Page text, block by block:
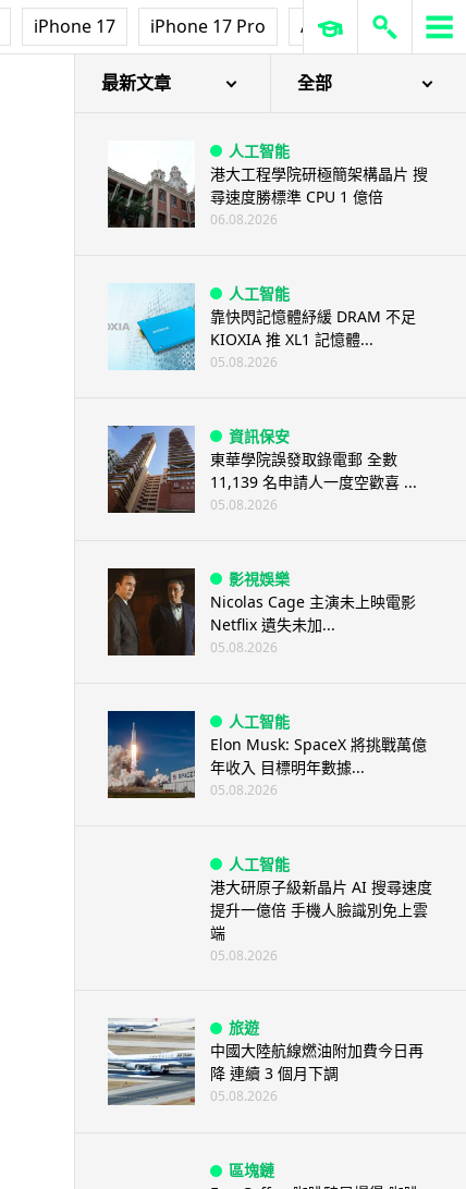
iPhone 17 iPhone 17 Pro AirPods Pro 3
最新文章 全部
人工智能
港大工程學院研極簡架構晶片 搜
尋速度勝標準 CPU 1 億倍
06.08.2026
人工智能
靠快閃記憶體紓緩 DRAM 不足
KIOXIA 推 XL1 記憶體...
05.08.2026
資訊保安
東華學院誤發取錄電郵 全數
11,139 名申請人一度空歡喜 ...
05.08.2026
影視娛樂
Nicolas Cage 主演未上映電影
Netflix 遺失未加...
05.08.2026
人工智能
Elon Musk: SpaceX 將挑戰萬億
年收入 目標明年數據...
05.08.2026
人工智能
港大研原子級新晶片 AI 搜尋速度
提升一億倍 手機人臉識別免上雲
端
05.08.2026
旅遊
中國大陸航線燃油附加費今日再
降 連續 3 個月下調
05.08.2026
區塊鏈